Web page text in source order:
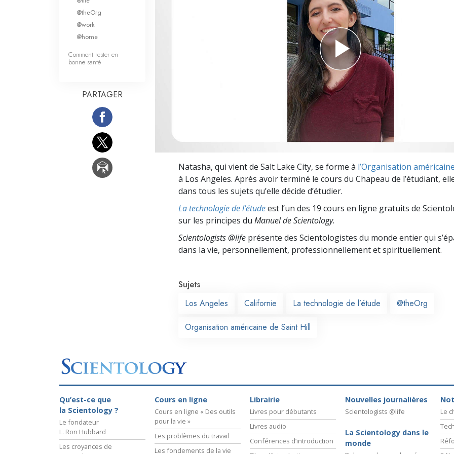
Natasha, qui vient de Salt Lake City, se forme à l’Organisation
à Los Angeles. Après avoir terminé le cours du Chapeau de l’étudiant,
dans tous les sujets qu’elle décide d’étudier.
La technologie de l’étudeest l’un des 19 cours en ligne gratuits de
sur les principes du Manuel de Scientology.
Scientologists @life présente des Scientologistes du monde entier qui
dans la vie, personnellement, professionnellement et spirituellement.
Sujets
Los Angeles
Californie La technologie de l’étude @theOrg
Organisation américaine de Saint Hill
@theOrg
@work
@home
Comment rester en
bonne santé
PARTAGER
Qu’est-ce que
la Scientology ?
Le fondateur
L. Ron Hubbard
Les croyances de
Cours en ligne
Cours en ligne « Des outils
pour la vie »
Les problèmes du travail
Les fondements de la vie
Librairie
Livres pour débutants
Livres audio
Conférences d’introduction
Nouvelles journalières
Scientologists @life
La Scientology dans le
monde
Le